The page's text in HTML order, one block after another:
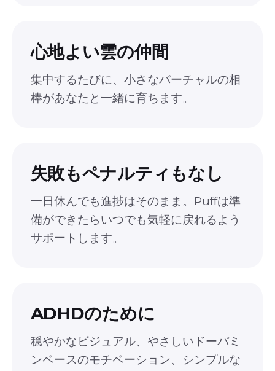
心地よい雲の仲間
集中するたびに、小さなバーチャルの相
棒があなたと一緒に育ちます。
失敗もペナルティもなし
一日休んでも進捗はそのまま。Puffは準
備ができたらいつでも気軽に戻れるよう
サポートします。
ADHDのために
穏やかなビジュアル、やさしいドーパミ
ンベースのモチベーション、シンプルな